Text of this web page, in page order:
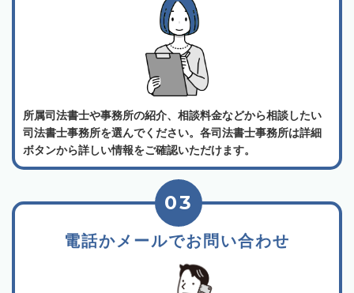
所属司法書士や事務所の紹介、相談料金などから相談したい
司法書士事務所を選んでください。各司法書士事務所は詳細
ボタンから詳しい情報をご確認いただけます。
電話かメールでお問い合わせ
03